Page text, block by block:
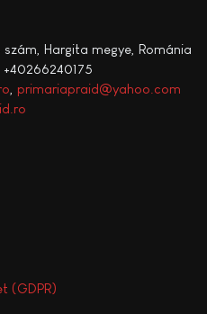
Hargita megye, Románia
primariapraid@yahoo.com
(GDPR)